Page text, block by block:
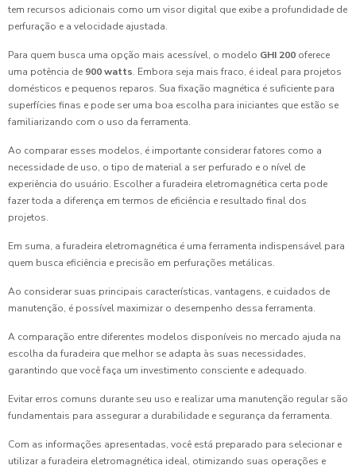
tem recursos adicionais como um visor digital que exibe a profundidade de
perfuração e a velocidade ajustada.
Para quem busca uma opção mais acessível, o modelo GHI 200 oferece
uma potência de 900 watts. Embora seja mais fraco, é ideal para projetos
domésticos e pequenos reparos. Sua fixação magnética é suficiente para
superfícies finas e pode ser uma boa escolha para iniciantes que estão se
familiarizando com o uso da ferramenta.
Ao comparar esses modelos, é importante considerar fatores como a
necessidade de uso, o tipo de material a ser perfurado e o nível de
experiência do usuário. Escolher a furadeira eletromagnética certa pode
fazer toda a diferença em termos de eficiência e resultado final dos
projetos.
Em suma, a furadeira eletromagnética é uma ferramenta indispensável para
quem busca eficiência e precisão em perfurações metálicas.
Ao considerar suas principais características, vantagens, e cuidados de
manutenção, é possível maximizar o desempenho dessa ferramenta.
A comparação entre diferentes modelos disponíveis no mercado ajuda na
escolha da furadeira que melhor se adapta às suas necessidades,
garantindo que você faça um investimento consciente e adequado.
Evitar erros comuns durante seu uso e realizar uma manutenção regular são
fundamentais para assegurar a durabilidade e segurança da ferramenta.
Com as informações apresentadas, você está preparado para selecionar e
utilizar a furadeira eletromagnética ideal, otimizando suas operações e